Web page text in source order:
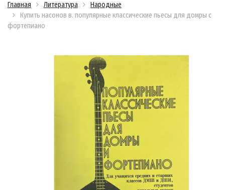
Главная Литература
Народные
Купить насонов в. популярные классические пьесы для домры с
фортепиано